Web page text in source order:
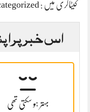
کیٹاگری میں :
اس خبر پر
بہتر ہو سکتی تھی